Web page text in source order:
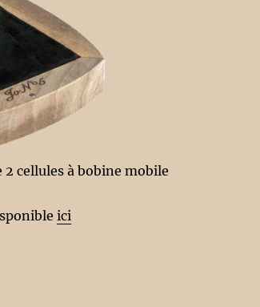
2 cellules à bobine mobile
ici